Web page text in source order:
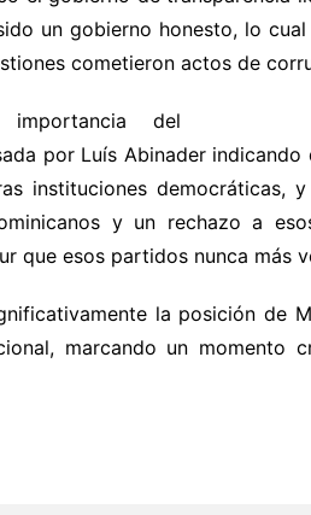
un gobierno honesto, lo
cometieron actos de
del
por Luís Abinader indicando
instituciones democráticas,
y un rechazo a
que esos partidos nunca más
la posición de
marcando un momento